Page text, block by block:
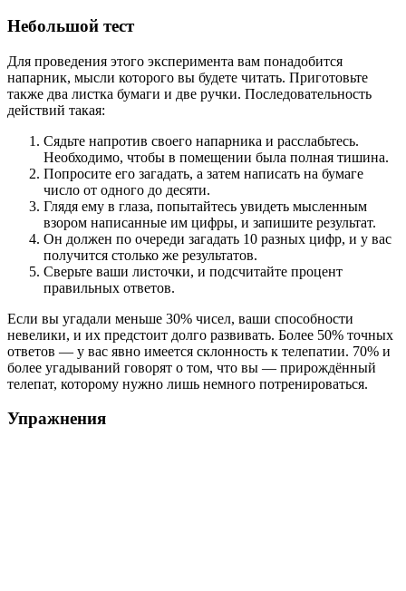
Небольшой тест
Для проведения этого эксперимента вам понадобится
напарник, мысли которого вы будете читать. Приготовьте
также два листка бумаги и две ручки. Последовательность
действий такая:
Сядьте напротив своего напарника и расслабьтесь.
Необходимо, чтобы в помещении была полная тишина.
Попросите его загадать, а затем написать на бумаге
число от одного до десяти.
Глядя ему в глаза, попытайтесь увидеть мысленным
взором написанные им цифры, и запишите результат.
Он должен по очереди загадать 10 разных цифр, и у вас
получится столько же результатов.
Сверьте ваши листочки, и подсчитайте процент
правильных ответов.
Если вы угадали меньше 30% чисел, ваши способности
невелики, и их предстоит долго развивать. Более 50% точных
ответов — у вас явно имеется склонность к телепатии. 70% и
более угадываний говорят о том, что вы — прирождённый
телепат, которому нужно лишь немного потренироваться.
Упражнения